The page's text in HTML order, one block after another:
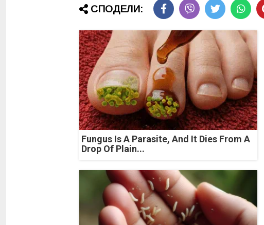
СПОДЕЛИ:
Fungus Is A Parasite, And It Dies From A
Drop Of Plain...